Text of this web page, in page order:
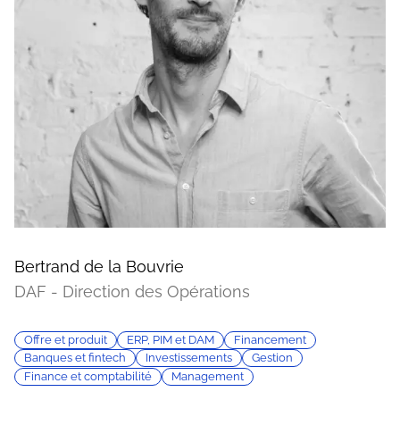
Bertrand de la Bouvrie
DAF - Direction des Opérations
Offre et produit ERP, PIM et DAM
Financement
Banques et fintech
Investissements
Gestion
Finance et comptabilité
Management